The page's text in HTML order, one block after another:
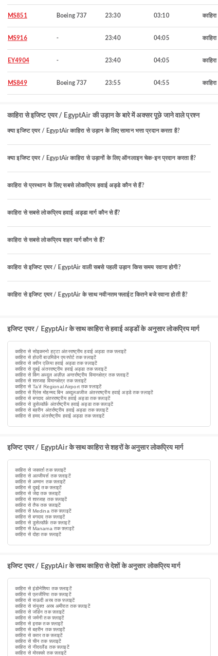
MS851 Boeing 737 23:30 03:10 काहिरा
MS916 - 23:40 04:05 काहिरा
EY4904 - 23:40 04:05 काहिरा
MS849 Boeing 737 23:55 04:55 काहिरा
काहिरा से इजिप्ट एयर / EgyptAir की उड़ान के बारे में अक्सर पूछे जाने वाले प्रश्न
क्या इजिप्ट एयर / EgyptAir काहिरा से उड़ान के लिए सामान भत्ता प्रदान करता है?
क्या इजिप्ट एयर / EgyptAir काहिरा से उड़ानों के लिए ऑनलाइन चेक-इन प्रदान करता है?
काहिरा से प्रस्थान के लिए सबसे लोकप्रिय हवाई अड्डे कौन से हैं?
काहिरा से सबसे लोकप्रिय हवाई अड्डा मार्ग कौन से हैं?
काहिरा से सबसे लोकप्रिय शहर मार्ग कौन से हैं?
काहिरा से इजिप्ट एयर / EgyptAir वाली सबसे पहली उड़ान किस समय रवाना होगी?
काहिरा से इजिप्ट एयर / EgyptAir के साथ नवीनतम फ्लाईट कितने बजे रवाना होती है?
इजिप्ट एयर / EgyptAir के साथ काहिरा से हवाई अड्डों के अनुसार लोकप्रिय मार्ग
काहिरा से सोइकरनो हट्टा अंतरराष्ट्रीय हवाई अड्डा तक फ़्लाइटें
काहिरा से होउरी बाउमिडेन एयरपोर्ट तक फ़्लाइटें
काहिरा से क्वीन एलिया हवाई अड्डा तक फ़्लाइटें
काहिरा से दुबई अंतरराष्ट्रीय हवाई अड्डा तक फ़्लाइटें
काहिरा से किंग अब्दुल अज़ीज़ अन्तर्राष्ट्रीय विमानक्षेत्र तक फ़्लाइटें
काहिरा से शारजाह विमानक्षेत्र तक फ़्लाइटें
काहिरा से Ta'if Regional Airport तक फ़्लाइटें
काहिरा से प्रिंस मोहम्मद बिन अब्दुलअजीज अंतरराष्ट्रीय हवाई अड्डे तक फ़्लाइटें
काहिरा से बगदाद अंतरराष्ट्रीय हवाई अड्डा तक फ़्लाइटें
काहिरा से डुसेल्डॉर्फ़ अंतर्राष्ट्रीय हवाई अड्डा तक फ़्लाइटें
काहिरा से बहरीन अंतर्राष्ट्रीय हवाई अड्डा तक फ़्लाइटें
काहिरा से हमद अंतर्राष्ट्रीय हवाई अड्डा तक फ़्लाइटें
इजिप्ट एयर / EgyptAir के साथ काहिरा से शहरों के अनुसार लोकप्रिय मार्ग
काहिरा से जकार्ता तक फ़्लाइटें
काहिरा से अल्जीयर्स तक फ़्लाइटें
काहिरा से अम्मान तक फ़्लाइटें
काहिरा से दुबई तक फ़्लाइटें
काहिरा से जेद्दा तक फ़्लाइटें
काहिरा से शारजाह तक फ़्लाइटें
काहिरा से तैफ तक फ़्लाइटें
काहिरा से Medina तक फ़्लाइटें
काहिरा से बगदाद तक फ़्लाइटें
काहिरा से डुसेल्डॉर्फ़ तक फ़्लाइटें
काहिरा से Manama तक फ़्लाइटें
काहिरा से दोहा तक फ़्लाइटें
इजिप्ट एयर / EgyptAir के साथ काहिरा से देशों के अनुसार लोकप्रिय मार्ग
काहिरा से इंडोनेशिया तक फ़्लाइटें
काहिरा से एलजीरिया तक फ़्लाइटें
काहिरा से सऊदी अरब तक फ़्लाइटें
काहिरा से संयुक्त अरब अमीरात तक फ़्लाइटें
काहिरा से जॉर्डन तक फ़्लाइटें
काहिरा से जर्मनी तक फ़्लाइटें
काहिरा से इराक तक फ़्लाइटें
काहिरा से बहरीन तक फ़्लाइटें
काहिरा से कतर तक फ़्लाइटें
काहिरा से चीन तक फ़्लाइटें
काहिरा से नीदरलैंड तक फ़्लाइटें
काहिरा से मोरक्को तक फ़्लाइटें